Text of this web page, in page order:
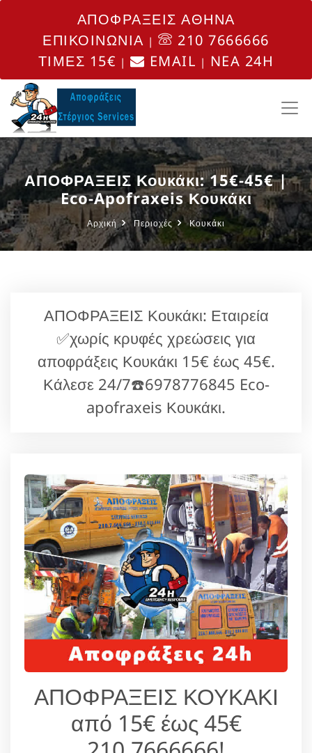
ΑΠΟΦΡΑΞΕΙΣ ΑΘΗΝΑ
ΕΠΙΚΟΙΝΩΝΙΑ |
210 7666666
ΤΙΜΕΣ 15€ | EMAIL | NEA 24H
ΑΠΟΦΡΑΞΕΙΣ Κουκάκι: 15€-45€ |
Eco-Apofraxeis Κουκάκι
Αρχική Περιοχές Κουκάκι
ΑΠΟΦΡΑΞΕΙΣ Κουκάκι: Εταιρεία
✅χωρίς κρυφές χρεώσεις για
αποφράξεις Κουκάκι 15€ έως 45€.
Κάλεσε 24/7☎️6978776845 Eco-
apofraxeis Κουκάκι.
ΑΠΟΦΡΑΞΕΙΣ ΚΟΥΚΑΚΙ
από 15€ έως 45€